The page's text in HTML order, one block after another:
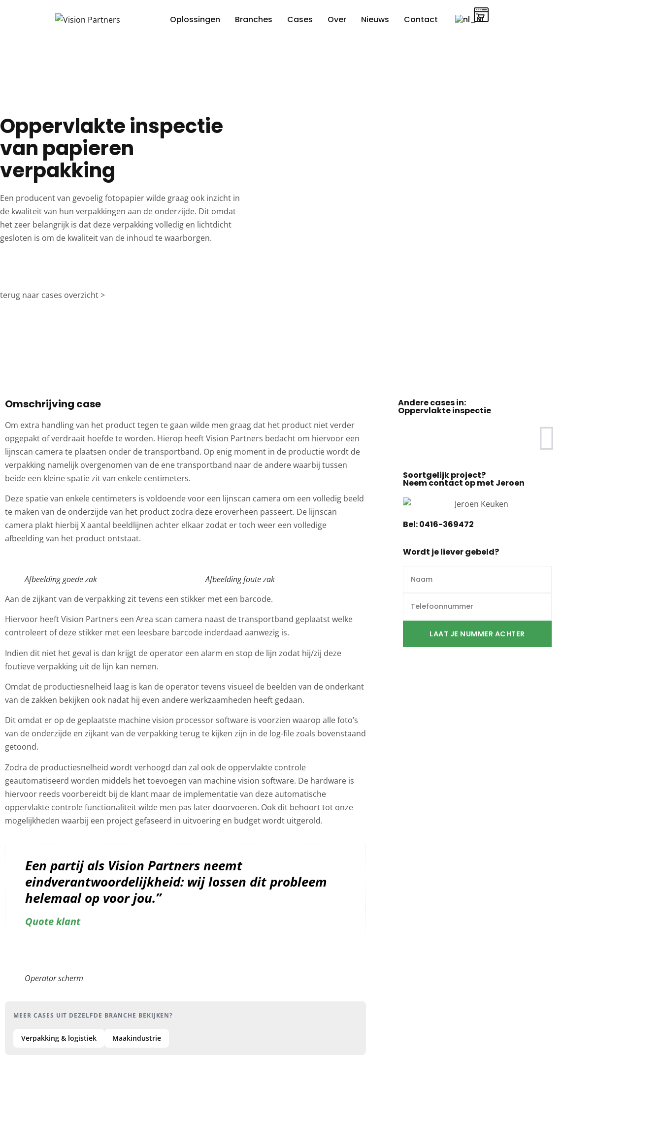
Oplossingen Branches Cases Over Nieuws Contact
Oppervlakte inspectie
van papieren
verpakking
Een producent van gevoelig fotopapier wilde graag ook inzicht in
de kwaliteit van hun verpakkingen aan de onderzijde. Dit omdat
het zeer belangrijk is dat deze verpakking volledig en lichtdicht
gesloten is om de kwaliteit van de inhoud te waarborgen.
terug naar cases overzicht >
Omschrijving case
Om extra handling van het product tegen te gaan wilde men graag dat het product niet verder
opgepakt of verdraait hoefde te worden. Hierop heeft Vision Partners bedacht om hiervoor een
lijnscan camera te plaatsen onder de transportband. Op enig moment in de productie wordt de
verpakking namelijk overgenomen van de ene transportband naar de andere waarbij tussen
beide een kleine spatie zit van enkele centimeters.
Deze spatie van enkele centimeters is voldoende voor een lijnscan camera om een volledig beeld
te maken van de onderzijde van het product zodra deze eroverheen passeert. De lijnscan
camera plakt hierbij X aantal beeldlijnen achter elkaar zodat er toch weer een volledige
afbeelding van het product ontstaat.
Afbeelding goede zak
Afbeelding foute zak
Aan de zijkant van de verpakking zit tevens een stikker met een barcode.
Hiervoor heeft Vision Partners een Area scan camera naast de transportband geplaatst welke
controleert of deze stikker met een leesbare barcode inderdaad aanwezig is.
Indien dit niet het geval is dan krijgt de operator een alarm en stop de lijn zodat hij/zij deze
foutieve verpakking uit de lijn kan nemen.
Omdat de productiesnelheid laag is kan de operator tevens visueel de beelden van de onderkant
van de zakken bekijken ook nadat hij even andere werkzaamheden heeft gedaan.
Dit omdat er op de geplaatste machine vision processor software is voorzien waarop alle foto’s
van de onderzijde en zijkant van de verpakking terug te kijken zijn in de log-file zoals bovenstaand
getoond.
Zodra de productiesnelheid wordt verhoogd dan zal ook de oppervlakte controle
geautomatiseerd worden middels het toevoegen van machine vision software. De hardware is
hiervoor reeds voorbereidt bij de klant maar de implementatie van deze automatische
oppervlakte controle functionaliteit wilde men pas later doorvoeren. Ook dit behoort tot onze
mogelijkheden waarbij een project gefaseerd in uitvoering en budget wordt uitgerold.
Een partij als Vision Partners neemt
eindverantwoordelijkheid: wij lossen dit probleem
helemaal op voor jou.”
Quote klant
Operator scherm
MEER CASES UIT DEZELFDE BRANCHE BEKIJKEN?
Verpakking & logistiek Maakindustrie
Andere cases in:
Oppervlakte inspectie
Soortgelijk project?
Neem contact op met Jeroen
Bel:0416-369472
Wordt je liever gebeld?
LAAT JE NUMMER ACHTER